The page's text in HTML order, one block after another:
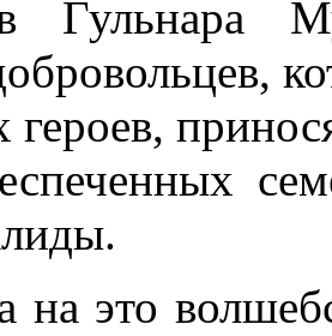
Гульнара
героев,
на это